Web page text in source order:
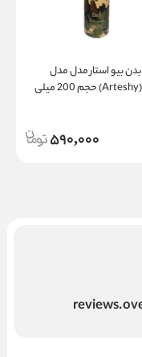
اسپری بدن بیو استار مدل مدل
ارتشی (Arteshy) حجم 200 میلی
590,000